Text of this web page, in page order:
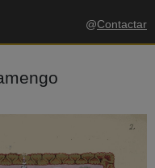
@Contactar